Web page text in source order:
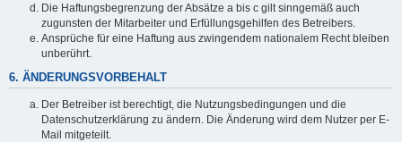
Die Haftungsbegrenzung der Absätze a bis c gilt sinngemäß auch
zugunsten der Mitarbeiter und Erfüllungsgehilfen des Betreibers.
Ansprüche für eine Haftung aus zwingendem nationalem Recht bleiben
unberührt.
6. ÄNDERUNGSVORBEHALT
Der Betreiber ist berechtigt, die Nutzungsbedingungen und die
Datenschutzerklärung zu ändern. Die Änderung wird dem Nutzer per E-
Mail mitgeteilt.